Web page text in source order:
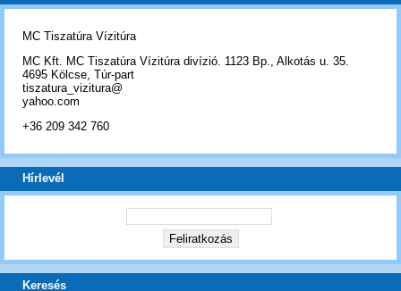
MC Tiszatúra Vízitúra
MC Kft. MC Tiszatúra Vízitúra divízió. 1123 Bp., Alkotás u. 35.
4695 Kölcse, Túr-part
tiszatura_vizitura@
yahoo.com
+36 209 342 760
Hírlevél
Keresés